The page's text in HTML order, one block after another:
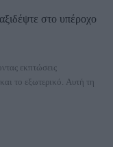
στο υπέροχο
εκπτώσεις
Αυτή τη